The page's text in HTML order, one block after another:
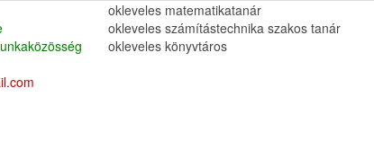
okleveles matematikatanár
okleveles számítástechnika szakos tanár
okleveles könyvtáros